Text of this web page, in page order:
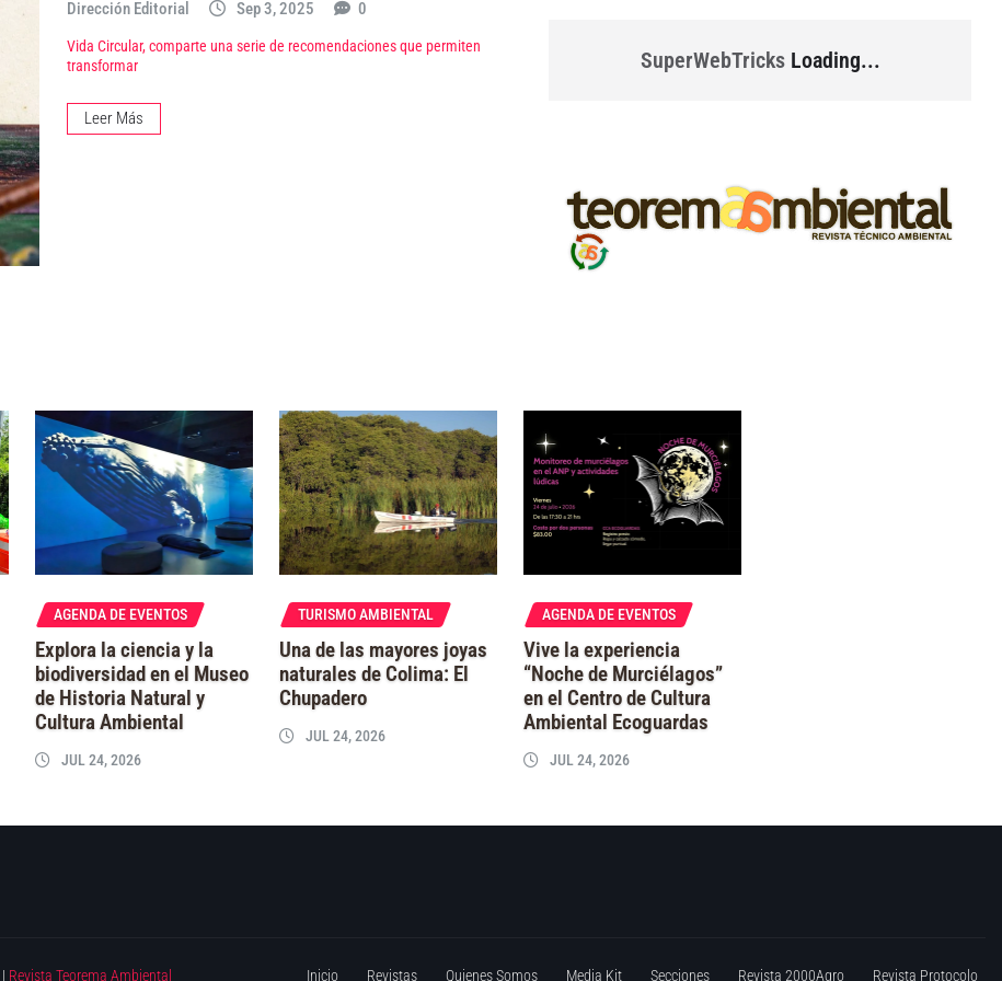
Dirección Editorial Sep 3, 2025 0
Vida Circular, comparte una serie de recomendaciones que permiten
transformar
Leer Más
SuperWebTricksLoading...
AGENDA DE EVENTOS
Explora la ciencia y la
biodiversidad en el Museo
de Historia Natural y
Cultura Ambiental
JUL 24, 2026
TURISMO AMBIENTAL
Una de las mayores joyas
naturales de Colima: El
Chupadero
JUL 24, 2026
AGENDA DE EVENTOS
Vive la experiencia
“Noche de Murciélagos”
en el Centro de Cultura
Ambiental Ecoguardas
JUL 24, 2026
| Revista Teorema Ambiental Inicio Revistas Quienes Somos Media Kit Secciones Revista 2000Agro Revista Protocolo